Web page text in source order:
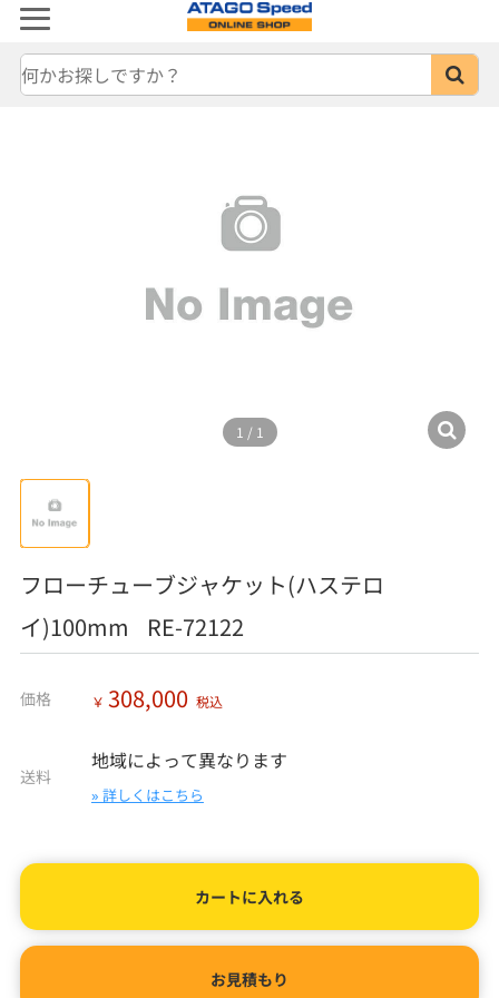
1 / 1
フローチューブジャケット(ハステロ
イ)100mm RE-72122
価格 ￥ 308,000 税込
送料
地域によって異なります
» 詳しくはこちら
カートに入れる
お見積もり